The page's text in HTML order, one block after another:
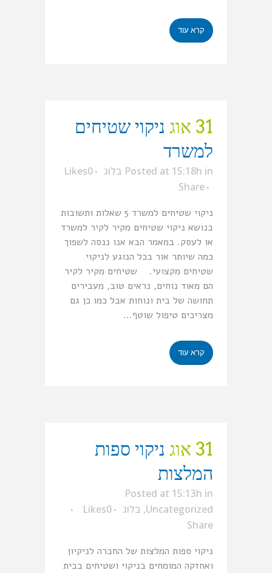
קרא עוד
31 אוג
ניקוי שטיחים
למשרד
Posted at 15:18h in בלוג 0
Likes
Share
ניקוי שטיחים למשרד 5 שאלות ותשובות
בנושא ניקוי שטיחים מקיר לקיר למשרד
או לעסק. במאמר הבא אנו ננסה לשפוך
כמה שיותר אור בכל הנוגע לניקוי
שטיחים מקצועי. שטיחים מקיר לקיר
הם מאוד נוחים, נראים טוב, מעבירים
תחושה של בית ונוחות אבל כמו כן גם
מצריכים טיפול שוטף...
קרא עוד
31 אוג
ניקוי ספות
המלצות
Posted at 15:13h in
Uncategorized
, בלוג 0
Likes
Share
ניקוי ספות המלצות של החברה לניקיון
ואחזקה המומחים בניקוי ושטיחים בבית